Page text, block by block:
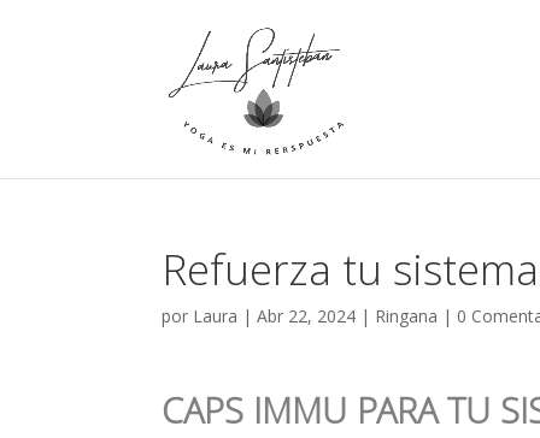
Refuerza tu
por Laura |Abr 22, 2024 | Ringana | 0
CAPS IMMU PARA TU